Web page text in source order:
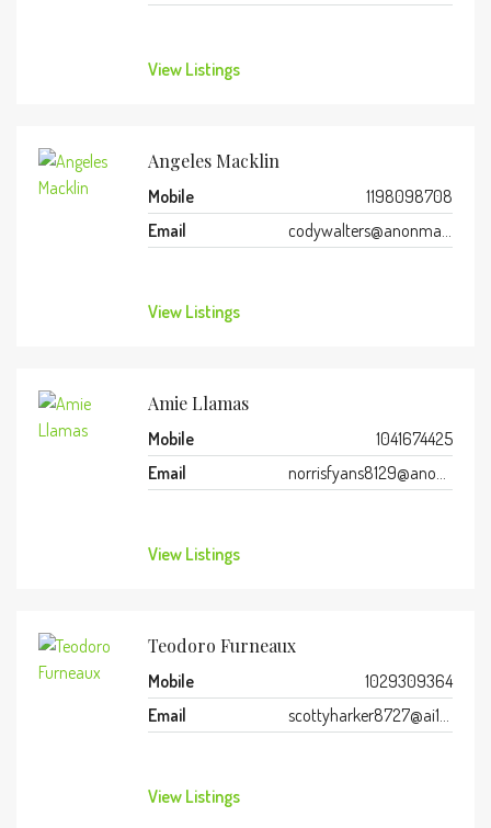
View Listings
Angeles Macklin
Mobile
1198098708
Email
codywalters@anonmails.de
View Listings
Amie Llamas
Mobile
1041674425
Email
norrisfyans8129@anonmails.de
View Listings
Teodoro Furneaux
Mobile
1029309364
Email
scottyharker8727@ai100999.com
View Listings